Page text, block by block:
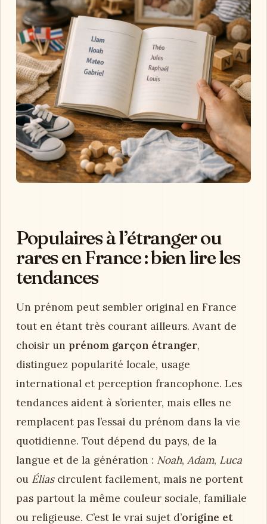
Populaires à l’étranger ou
rares en France : bien lire les
tendances
Un prénom peut sembler original en France
tout en étant très courant ailleurs. Avant de
choisir un prénom garçon étranger,
distinguez popularité locale, usage
international et perception francophone. Les
tendances aident à s’orienter, mais elles ne
remplacent pas l’essai du prénom dans la vie
quotidienne. Tout dépend du pays, de la
langue et de la génération : Noah, Adam, Luca
ou Éliascirculent facilement, mais ne portent
pas partout la même couleur sociale, familiale
ou religieuse. C’est le vrai sujet d’origine et